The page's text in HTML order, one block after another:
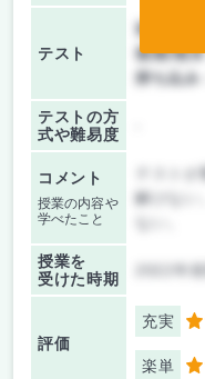
テスト
前期/中間
後期/期
持ち込み
テストの方
式や難易度
コメント
授業の内容や
学べたこと
解けない
授業を
受けた時期
評価
充実 5
楽単 2